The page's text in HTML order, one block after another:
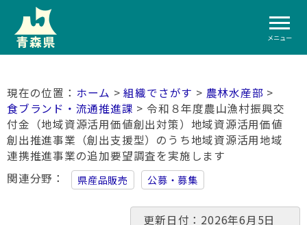
メニュー
ホーム >組織でさがす > 農林水産部 >
食ブランド・流通推進課 > 令和８年度農山漁村振興交
付金（地域資源活用価値創出対策）地域資源活用価値
創出推進事業（創出支援型）のうち地域資源活用地域
連携推進事業の追加要望調査を実施します
関連分野
県産品販売 公募・募集
更新日付：2026年6月5日